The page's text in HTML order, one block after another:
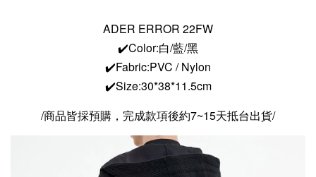
ADER ERROR 22FW
✔️Color:白/藍/黑
✔️Fabric:PVC / Nylon
✔️Size:30*38*11.5cm
/商品皆採預購，完成款項後約7~15天抵台出貨/